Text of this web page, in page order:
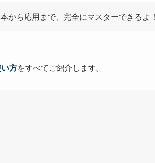
から応用まで、完全にマスターできるよ！
方をすべてご紹介します。